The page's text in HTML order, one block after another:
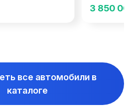
3 850
все автомобили в
каталоге